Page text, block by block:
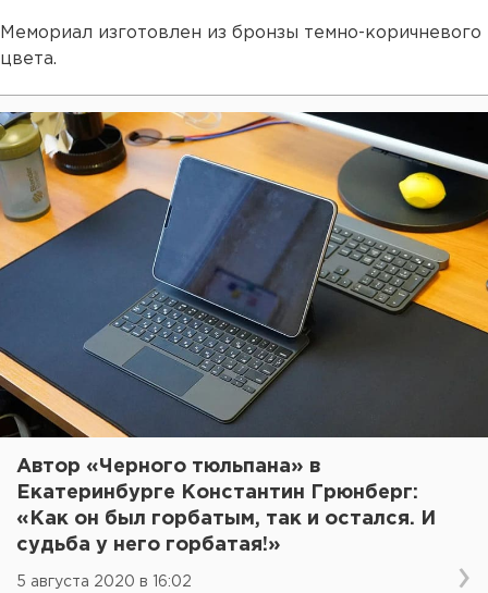
Мемориал изготовлен из бронзы темно-коричневого
цвета.
Автор «Черного тюльпана» в
Екатеринбурге Константин Грюнберг:
«Как он был горбатым, так и остался. И
судьба у него горбатая!»
5 августа 2020 в 16:02